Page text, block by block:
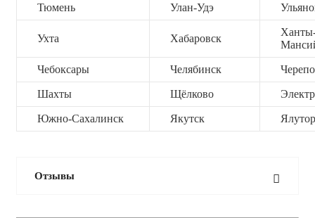
Тюмень Улан-Удэ
Ухта Хабаровск
Чебоксары Челябинск
Шахты Щёлково
Южно-Сахалинск Якутск
Отзывы